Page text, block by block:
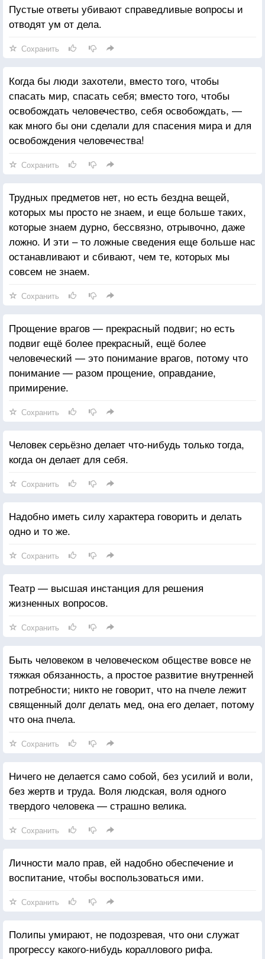
Пустые ответы убивают справедливые вопросы и
отводят ум от дела.
Сохранить
Когда бы люди захотели, вместо того, чтобы
спасать мир, спасать себя; вместо того, чтобы
освобождать человечество, себя освобождать, —
как много бы они сделали для спасения мира и для
освобождения человечества!
Сохранить
Трудных предметов нет, но есть бездна вещей,
которых мы просто не знаем, и еще больше таких,
которые знаем дурно, бессвязно, отрывочно, даже
ложно. И эти – то ложные сведения еще больше нас
останавливают и сбивают, чем те, которых мы
совсем не знаем.
Сохранить
Прощение врагов — прекрасный подвиг; но есть
подвиг ещё более прекрасный, ещё более
человеческий — это понимание врагов, потому что
понимание — разом прощение, оправдание,
примирение.
Сохранить
Человек серьёзно делает что-нибудь только тогда,
когда он делает для себя.
Сохранить
Надобно иметь силу характера говорить и делать
одно и то же.
Сохранить
Театр — высшая инстанция для решения
жизненных вопросов.
Сохранить
Быть человеком в человеческом обществе вовсе не
тяжкая обязанность, а простое развитие внутренней
потребности; никто не говорит, что на пчеле лежит
священный долг делать мед, она его делает, потому
что она пчела.
Сохранить
Ничего не делается само собой, без усилий и воли,
без жертв и труда. Воля людская, воля одного
твердого человека — страшно велика.
Сохранить
Личности мало прав, ей надобно обеспечение и
воспитание, чтобы воспользоваться ими.
Сохранить
Полипы умирают, не подозревая, что они служат
прогрессу какого-нибудь кораллового рифа.